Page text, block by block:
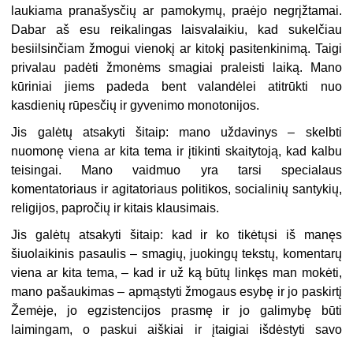
laukiama pranašysčių ar pamokymų, praėjo negrįžtamai.
Dabar aš esu reikalingas laisvalaikiu, kad sukelčiau
besiilsinčiam žmogui vienokį ar kitokį pasitenkinimą. Taigi
privalau padėti žmonėms smagiai praleisti laiką. Mano
kūriniai jiems padeda bent valandėlei atitrūkti nuo
kasdienių rūpesčių ir gyvenimo monotonijos.
Jis galėtų atsakyti šitaip: mano uždavinys – skelbti
nuomonę viena ar kita tema ir įtikinti skaitytoją, kad kalbu
teisingai. Mano vaidmuo yra tarsi specialaus
komentatoriaus ir agitatoriaus politikos, socialinių santykių,
religijos, papročių ir kitais klausimais.
Jis galėtų atsakyti šitaip: kad ir ko tikėtųsi iš manęs
šiuolaikinis pasaulis – smagių, juokingų tekstų, komentarų
viena ar kita tema, – kad ir už ką būtų linkęs man mokėti,
mano pašaukimas – apmąstyti žmogaus esybę ir jo paskirtį
Žemėje, jo egzistencijos prasmę ir jo galimybę būti
laimingam, o paskui aiškiai ir įtaigiai išdėstyti savo